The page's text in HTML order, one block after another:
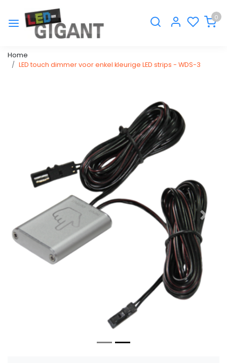
0
Home
LED touch dimmer voor enkel kleurige LED strips - WDS-3
Vorige